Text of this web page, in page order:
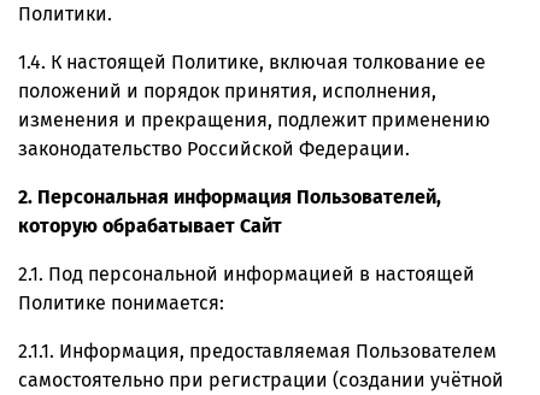
Политики.
1.4. К настоящей Политике, включая толкование ее
положений и порядок принятия, исполнения,
изменения и прекращения, подлежит применению
законодательство Российской Федерации.
2. Персональная информация Пользователей,
которую обрабатывает Сайт
2.1. Под персональной информацией в настоящей
Политике понимается:
2.1.1. Информация, предоставляемая Пользователем
самостоятельно при регистрации (создании учётной